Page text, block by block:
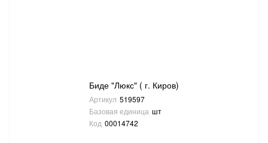
СНЕГОУБОРОЧНЫЙ ИНВЕНТАРЬ
СТРЕМЯНКИ,ЛЕСТНИЦЫ
Биде "Люкс" ( г. Киров)
Артикул 519597
Базовая единица шт
Код 00014742